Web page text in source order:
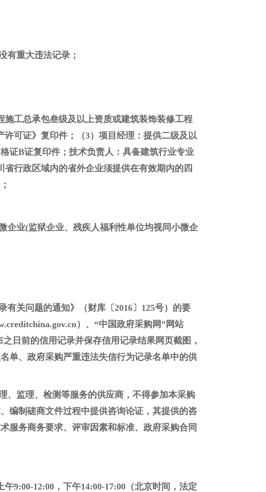
有重大违法记录；
施工总承包叁级及以上资质或建筑装饰装修工程
可证》复印件；（3）项目经理：提供二级及以
证B证复印件；技术负责人：具备建筑行业专业
行政区域内的省外企业须提供在有效期内的四
企业(监狱企业、残疾人福利性单位均视同小微企
关问题的通知》（财库〔2016〕125号）的要
）、“中国政府采购网”网站
日前的信用记录并保存信用记录结果网页截图，
单、政府采购严重违法失信行为记录名单中的供
、监理、检测等服务的供应商，不得参加本采购
编制磋商文件过程中提供咨询论证，其提供的咨
服务商务要求、评审因素和标准、政府采购合同
9:00-12:00，下午14:00-17:00（北京时间，法定